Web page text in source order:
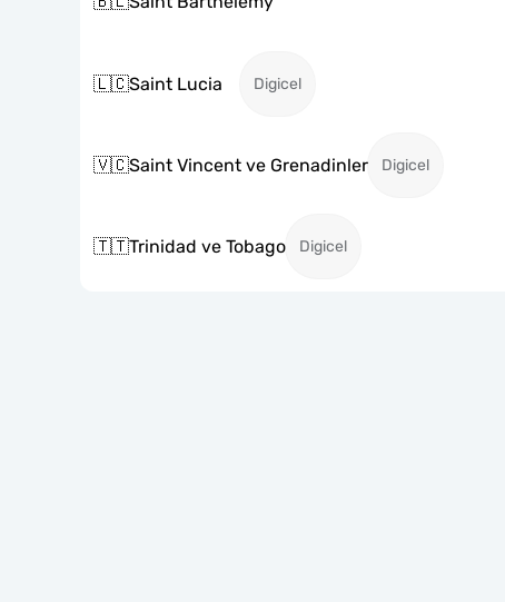
🇱🇨Saint Lucia Digicel
🇻🇨Saint Vincent ve Grenadinler Digicel
🇹🇹Trinidad ve Tobago Digicel